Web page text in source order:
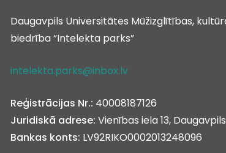
Daugavpils Universitātes Mūžizglītības,
biedrība “Intelekta parks”
intelekta.parks@inbox.lv
Reģistrācijas Nr.: 40008187126
Juridiskā adrese: Vienības iela 13,
Bankas konts: LV92RIKO0002013248096